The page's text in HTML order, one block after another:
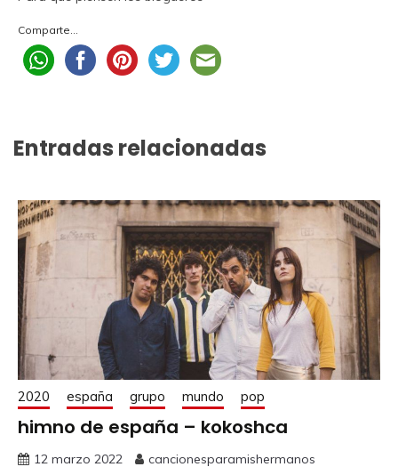
Comparte...
Entradas relacionadas
2020 españa grupo mundo pop
himno de españa – kokoshca
12 marzo 2022 cancionesparamishermanos